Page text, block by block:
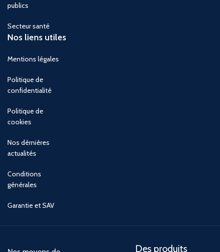
publics
Secteur santé
Nos liens utiles
Mentions légales
Politique de
confidentialité
Politique de
cookies
Nos dèrnières
actualités
Conditions
générales
Garantie et SAV
Des produits